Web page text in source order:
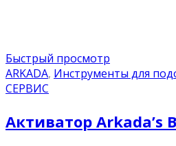
Быстрый просмотр
ARKADA, Инструменты для
СЕРВИС
Активатор Arkada’s